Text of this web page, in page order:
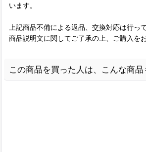
います。
上記商品不備による返品、交換対応は行っ
商品説明文に関してご了承の上、ご購入を
この商品を買った人は、こんな商